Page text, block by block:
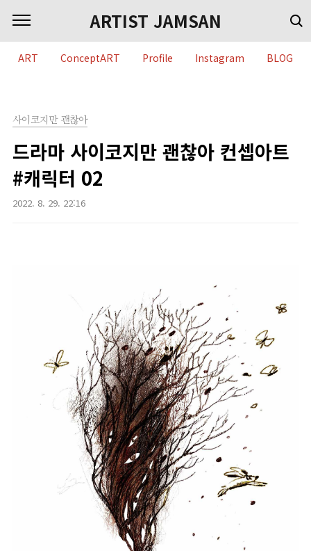
ARTIST JAMSAN
ART ConceptART Profile Instagram BLOG
사이코지만 괜찮아
드라마 사이코지만 괜찮아 컨셉아트
#캐릭터 02
2022. 8. 29. 22:16